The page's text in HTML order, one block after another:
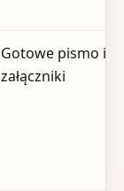
Gotowe pismo i
załączniki